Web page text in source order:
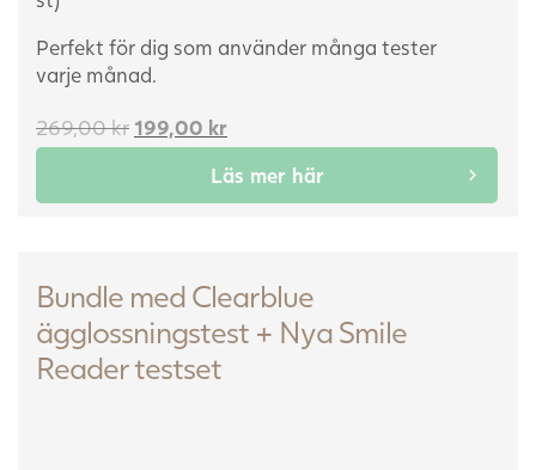
Perfekt för dig som använder många tester
varje månad.
269,00kr Det
ursprungliga
var:
199,00 krDet
nuvarande
priset
är:
Läs mer här
Bundle med Clearblue
ägglossningstest + Nya Smile
Reader testset